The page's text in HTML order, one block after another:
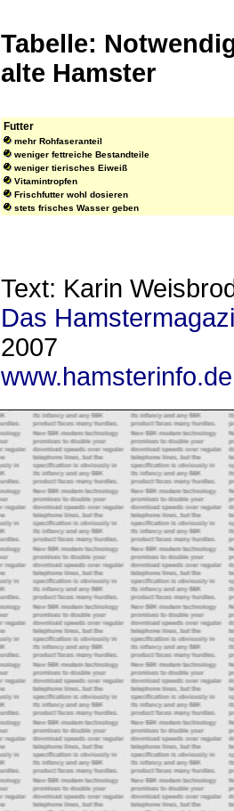
Tabelle:
alte Hamster
Futter
mehr Rohfaseranteil
weniger fettreiche Bestandteile
weniger tierisches Eiweiß
Vitamintropfen
Frischfutter wohl dosieren
stets frisches Wasser geben
Text: Karin
Das
2007
www.hamsterinfo.de